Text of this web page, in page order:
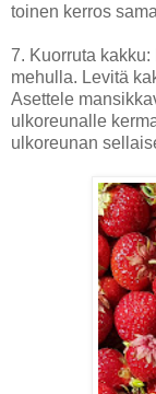
toinen kerros
7. Kuorruta
mehulla. Levitä
Asettele
ulkoreunalle
ulkoreunan